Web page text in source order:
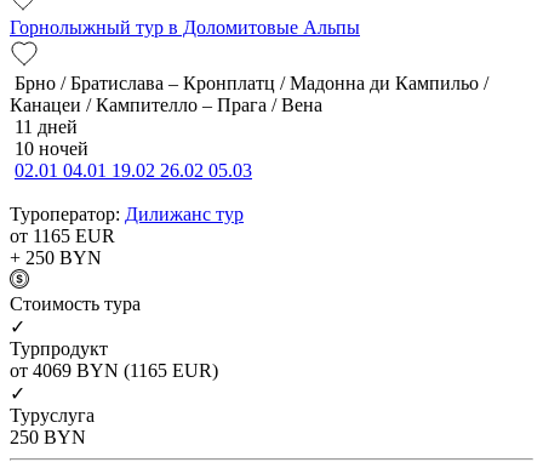
Горнолыжный тур в Доломитовые Альпы
Брно / Братислава – Кронплатц / Мадонна ди Кампильо /
Канацеи / Кампителло – Прага / Вена
11 дней
10 ночей
02.01 04.01 19.02 26.02 05.03
Туроператор: Дилижанс тур
от 1165 EUR
+ 250 BYN
Cтоимость тура
✓
Турпродукт
от 4069 BYN (1165 EUR)
✓
Туруслуга
250 BYN